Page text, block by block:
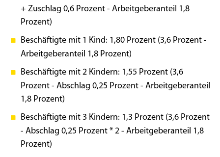
+ Zuschlag 0,6 Prozent - Arbeitgeberanteil 1,8
Prozent)
Beschäftigte mit 1 Kind: 1,80 Prozent (3,6 Prozent -
Arbeitgeberanteil 1,8 Prozent)
Beschäftigte mit 2 Kindern: 1,55 Prozent (3,6
Prozent - Abschlag 0,25 Prozent - Arbeitgeberanteil
1,8 Prozent)
Beschäftigte mit 3 Kindern: 1,3 Prozent (3,6 Prozent
- Abschlag 0,25 Prozent * 2 - Arbeitgeberanteil 1,8
Prozent)